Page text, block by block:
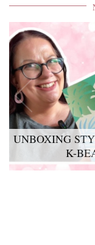
UNBOXING
K-